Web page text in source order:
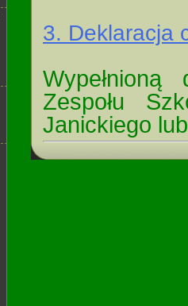
3. Deklaracja
Zespołu
Janickiego